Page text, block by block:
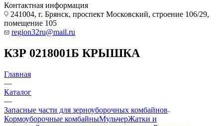
Контактная информация
241004, г. Брянск, проспект Московский, строение 106/29,
помещение 105
region32ru@mail.ru
КЗР 0218001Б КРЫШКА
Главная
—
Каталог
—
Запасные части для зерноуборочных комбайнов
Кормоуборочные комбайныМульчерЖатки и